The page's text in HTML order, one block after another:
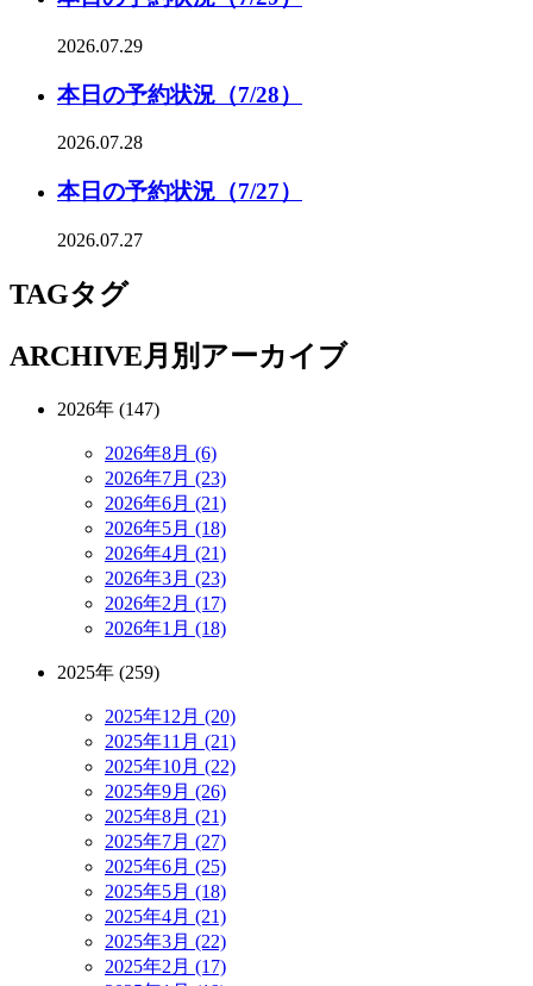
2026.07.29
本日の予約状況（7/28）
2026.07.28
本日の予約状況（7/27）
2026.07.27
TAGタグ
ARCHIVE月別アーカイブ
2026年 (147)
2026年8月 (6)
2026年7月 (23)
2026年6月 (21)
2026年5月 (18)
2026年4月 (21)
2026年3月 (23)
2026年2月 (17)
2026年1月 (18)
2025年 (259)
2025年12月 (20)
2025年11月 (21)
2025年10月 (22)
2025年9月 (26)
2025年8月 (21)
2025年7月 (27)
2025年6月 (25)
2025年5月 (18)
2025年4月 (21)
2025年3月 (22)
2025年2月 (17)